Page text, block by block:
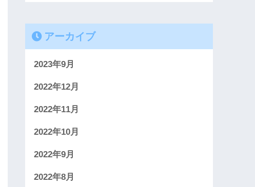
アーカイブ
2023年9月
2022年12月
2022年11月
2022年10月
2022年9月
2022年8月